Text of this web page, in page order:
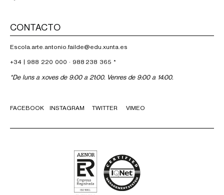
CONTACTO
Escola.arte.antonio.failde@edu.xunta.es
+34 | 988 220 000 · 988 238 365 *
*De luns a xoves de 9:00 a 21:00. Venres de 9:00 a 14:00.
FACEBOOK INSTAGRAM TWITTER VIMEO